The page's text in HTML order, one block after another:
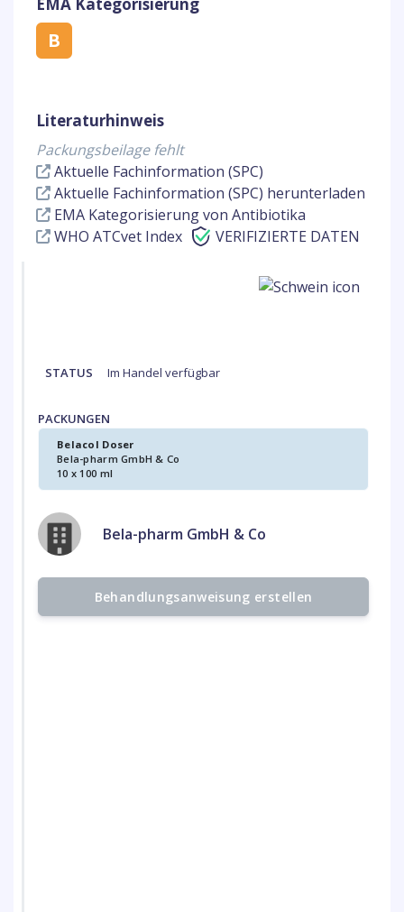
B
Literaturhinweis
Packungsbeilage fehlt
Aktuelle Fachinformation (SPC)
Aktuelle Fachinformation (SPC) herunterladen
EMA Kategorisierung von Antibiotika
WHO ATCvet Index
VERIFIZIERTE DATEN
STATUS Im Handel verfügbar
PACKUNGEN
Belacol Doser
Bela-pharm GmbH & Co
10 x 100 ml
Bela-pharm GmbH & Co
Behandlungsanweisung erstellen